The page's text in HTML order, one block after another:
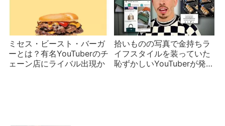
ミセス・ビースト・バーガ
ーとは？有名YouTuberのチ
ェーン店にライバル出現か
拾いものの写真で金持ちラ
イフスタイルを装っていた
恥ずかしいYouTuberが発見